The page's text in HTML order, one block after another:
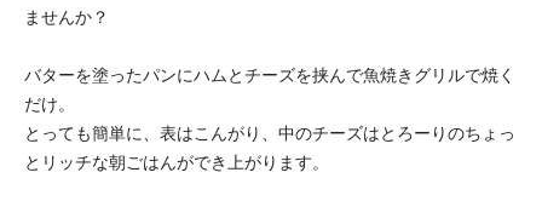
ませんか？
バターを塗ったパンにハムとチーズを挟んで魚焼きグリルで焼く
だけ。
とっても簡単に、表はこんがり、中のチーズはとろーりのちょっ
とリッチな朝ごはんができ上がります。